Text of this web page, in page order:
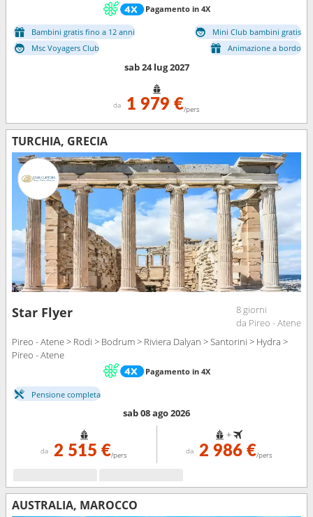
Pagamento in 4X
Bambini gratis fino a 12 anni
Mini Club bambini gratis
Msc Voyagers Club
Animazione a bordo
sab 24 lug 2027
da 1 979 €/pers
TURCHIA, GRECIA
Star Flyer
8 giorni
da Pireo - Atene
Pireo - Atene > Rodi > Bodrum > Riviera Dalyan > Santorini > Hydra >
Pireo - Atene
Pagamento in 4X
Pensione completa
sab 08 ago 2026
da 2 515 €/pers
+
da 2 986 €/pers
AUSTRALIA, MAROCCO